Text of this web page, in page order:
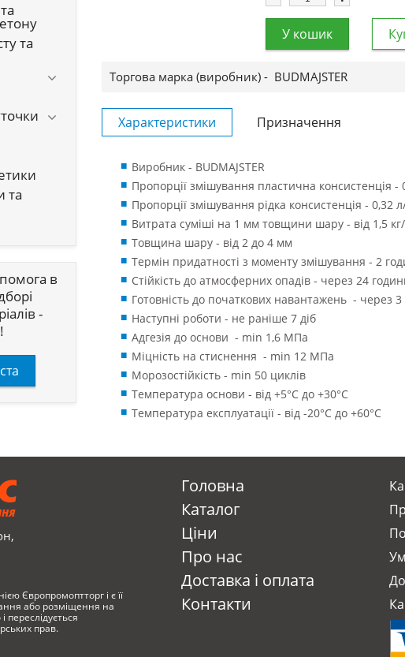
та
та
в
-
У кошик
Торгова марка (виробник) - BUDMAJSTER
Характеристики Призначення
Виробник - BUDMAJSTER
Пропорції змішування пластична консистенція -
Пропорції змішування рідка консистенція - 0,32
Витрата суміші на 1 мм товщини шару - від 1,5
Товщина шару - від 2 до 4 мм
Термін придатності з моменту змішування - 2
Стійкість до атмосферних опадів - через 24
Готовність до початкових навантажень - через 3
Наступні роботи - не раніше 7 діб
Адгезія до основи - min 1,6 МПа
Міцність на стиснення - min 12 МПа
Морозостійкість - min 50 циклів
Температура основи - від +5°С до +30°С
Температура експлуатації - від -20°С до +60°С
Європромоптторг і є її
або розміщення на
переслідується
прав.
Головна
Каталог
Ціни
Про нас
Доставка i оплата
Контакти